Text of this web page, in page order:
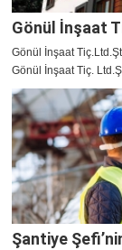
Gönül İnşaat
Gönül İnşaat
Gönül İnşaat Tiç.
Şantiye